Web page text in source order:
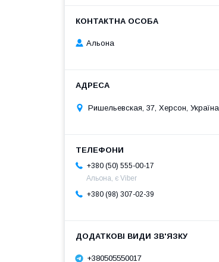
Альона
Ришельевская, 37, Херсон, Україна
+380 (50) 555-00-17
Альона, є Viber
+380 (98) 307-02-39
+380505550017